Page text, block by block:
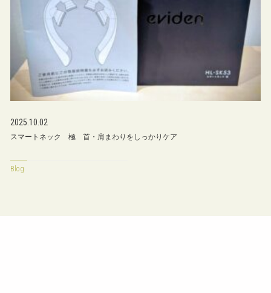
2025.10.02
スマートネック 極 首・肩まわりをしっかりケア
Blog